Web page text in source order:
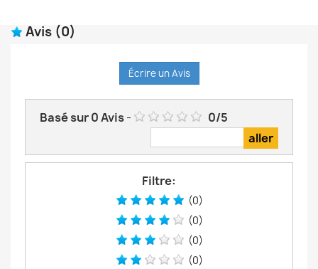
Avis (0)
Écrire un Avis
Basé sur0Avis- 0/5
Filtre:
(0)
(0)
(0)
(0)